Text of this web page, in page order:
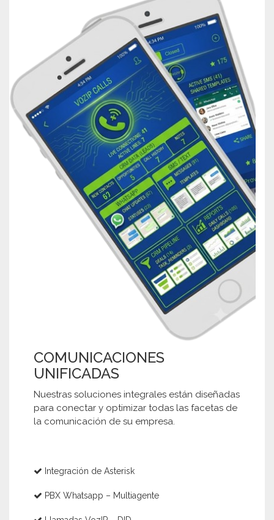
COMUNICACIONES
UNIFICADAS
Nuestras soluciones integrales están diseñadas
para conectar y optimizar todas las facetas de
la comunicación de su empresa.
Integración de Asterisk
PBX Whatsapp – Multiagente